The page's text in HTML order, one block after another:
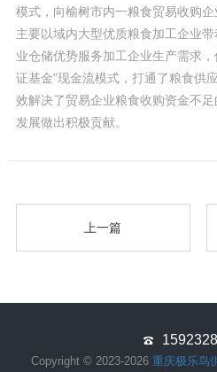
模式，向榆树市内一粮食贸易收购
主要以域内大型优质粮食加工企业
业仓储优势服务加工企业生产需求
证基金”现金流模式，打通了粮食供
效解决了贸易企业粮食收购资金不
发展做出积极贡献。
上一篇
Copyright © 2023-2026 重庆极乐鸟